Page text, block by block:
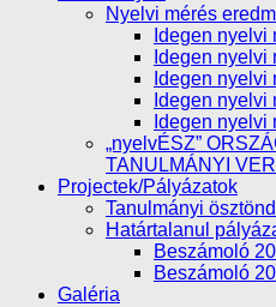
Nyelvi mérés
Idegen nyelvi
Idegen nyelvi
Idegen nyelvi
Idegen nyelvi
Idegen nyelvi
„nyelvÉSZ”
TANULMÁNYI
Projectek/Pályázatok
Tanulmányi
Határtalanul
Beszámoló
Beszámoló
Galéria